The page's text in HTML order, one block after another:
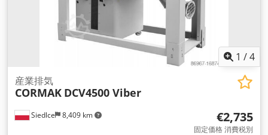
1 /4
Siedlce 8,409 km
産業排気
CORMAK DCV4500 Viber
€2,735
固定価格 消費税別